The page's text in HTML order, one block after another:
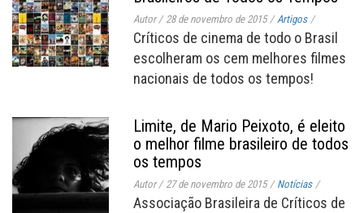
Autor/ 28 de novembro de 2015 / Artigos /
Críticos de cinema de todo o Brasil
escolheram os cem melhores filmes
nacionais de todos os tempos!
Limite, de Mario Peixoto, é eleito
o melhor filme brasileiro de todos
os tempos
Autor/ 27 de novembro de 2015 / Notícias /
Associação Brasileira de Críticos de